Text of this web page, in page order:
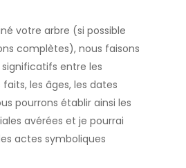
votre arbre (si possible
complètes), nous faisons
significatifs entre les
les âges, les dates
pourrons établir ainsi les
avérées et je pourrai
actes symboliques